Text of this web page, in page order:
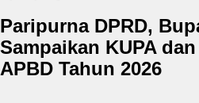
Paripurna DPRD,
Sampaikan KUPA
APBD Tahun 2026